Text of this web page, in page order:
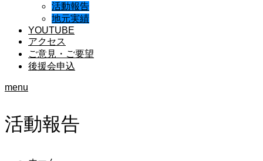
活動報告
地元実績
YOUTUBE
アクセス
ご意見・ご要望
後援会申込
menu
活動報告